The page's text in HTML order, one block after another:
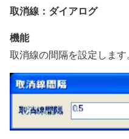
取消線：ダイアログ
機能
取消線の間隔を設定します